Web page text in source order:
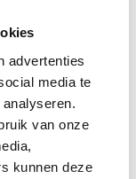
advertenties
media te
van onze
kunnen deze
SHOP NU